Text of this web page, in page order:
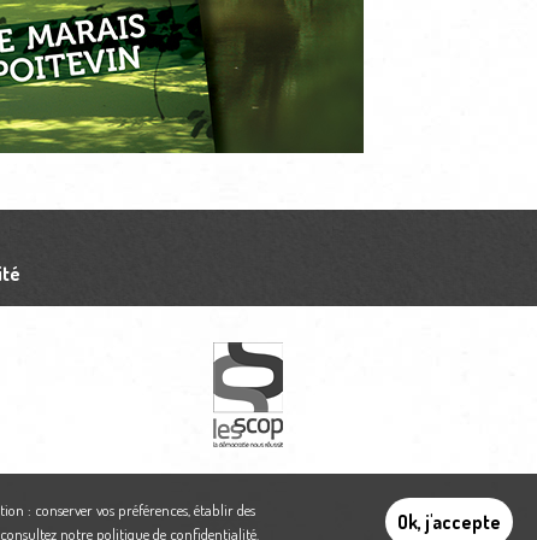
: conserver vos préférences, établir des
consultez notre politique de confidentialité Ok, j'accepte